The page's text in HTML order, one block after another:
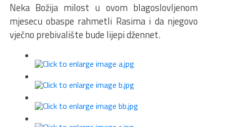
Neka Božija milost u ovom blagoslovljenom
mjesecu obaspe rahmetli Rasima i da njegovo
vječno prebivalište bude lijepi džennet.